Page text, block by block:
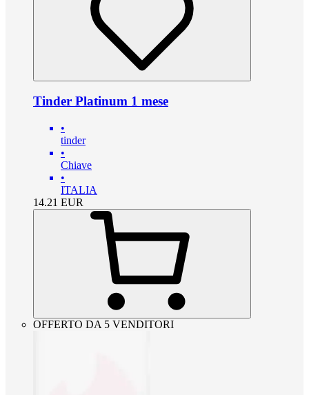
Tinder Platinum 1 mese
•
tinder
•
Chiave
•
ITALIA
14.21 EUR
OFFERTO DA 5 VENDITORI